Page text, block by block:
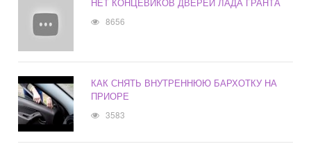
8656
КАК СНЯТЬ ВНУТРЕННЮЮ БАРХОТКУ НА
ПРИОРЕ
3583